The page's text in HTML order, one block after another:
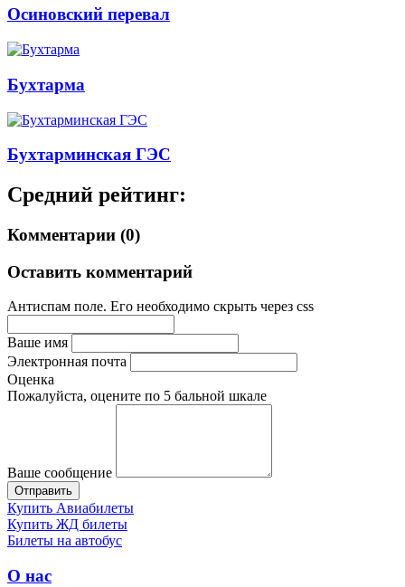
Осиновский перевал
Бухтарма
Бухтарминская ГЭС
Средний рейтинг:
Комментарии (0)
Оставить комментарий
Антиспам поле. Его необходимо скрыть через css
Ваше имя
Электронная почта
Оценка
Пожалуйста, оцените по 5 бальной шкале
Ваше сообщение
Купить Авиабилеты
Купить ЖД билеты
Билеты на автобус
О нас